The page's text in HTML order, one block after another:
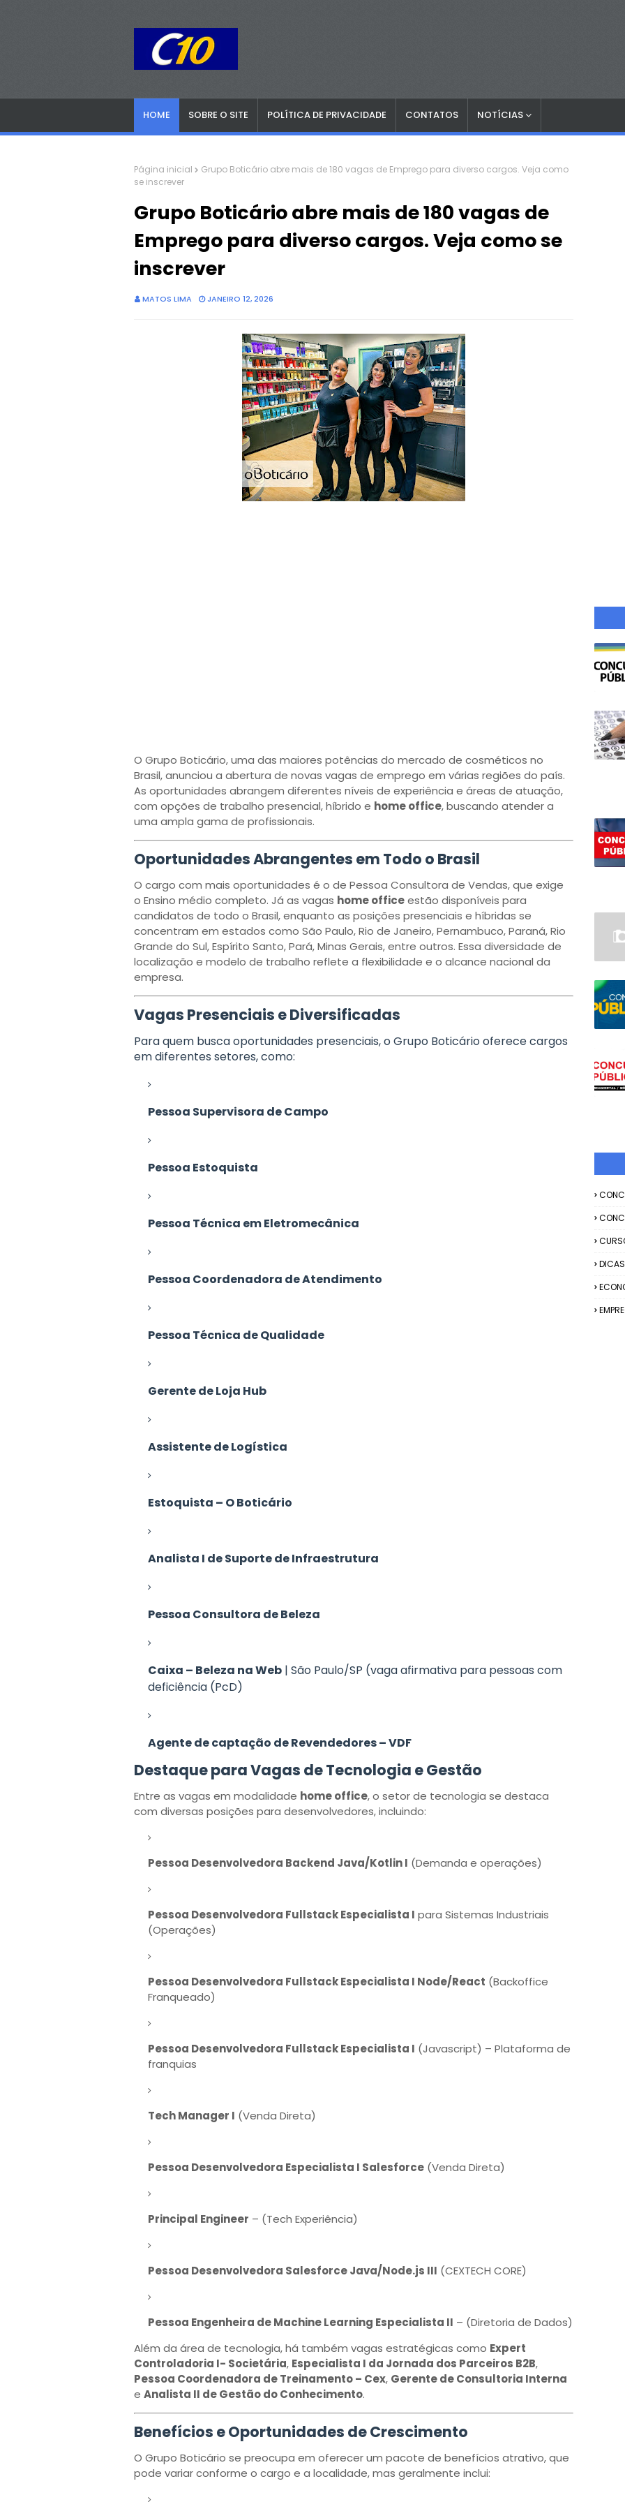
HOME SOBRE O SITE POLÍTICA DE PRIVACIDADE CONTATOS NOTÍCIAS
Página inicial
Grupo Boticário abre mais de 180 vagas de Emprego para diverso cargos. Veja como
se inscrever
Grupo Boticário abre mais de 180 vagas de
Emprego para diverso cargos. Veja como se
inscrever
MATOS LIMA JANEIRO 12, 2026
O Grupo Boticário, uma das maiores potências do mercado de cosméticos no
Brasil, anunciou a abertura de novas vagas de emprego em várias regiões do país.
As oportunidades abrangem diferentes níveis de experiência e áreas de atuação,
com opções de trabalho presencial, híbrido e home office, buscando atender a
uma ampla gama de profissionais.
Oportunidades Abrangentes em Todo o Brasil
O cargo com mais oportunidades é o de Pessoa Consultora de Vendas, que exige
o Ensino médio completo. Já as vagas home officeestão disponíveis para
candidatos de todo o Brasil, enquanto as posições presenciais e híbridas se
concentram em estados como São Paulo, Rio de Janeiro, Pernambuco, Paraná, Rio
Grande do Sul, Espírito Santo, Pará, Minas Gerais, entre outros. Essa diversidade de
localização e modelo de trabalho reflete a flexibilidade e o alcance nacional da
empresa.
Vagas Presenciais e Diversificadas
Para quem busca oportunidades presenciais, o Grupo Boticário oferece cargos
em diferentes setores, como:
Pessoa Supervisora de Campo
Pessoa Estoquista
Pessoa Técnica em Eletromecânica
Pessoa Coordenadora de Atendimento
Pessoa Técnica de Qualidade
Gerente de Loja Hub
Assistente de Logística
Estoquista – O Boticário
Analista I de Suporte de Infraestrutura
Pessoa Consultora de Beleza
Caixa – Beleza na Web | São Paulo/SP (vaga afirmativa para pessoas com
deficiência (PcD)
Agente de captação de Revendedores – VDF
Destaque para Vagas de Tecnologia e Gestão
Entre as vagas em modalidade home office, o setor de tecnologia se destaca
com diversas posições para desenvolvedores, incluindo:
Pessoa Desenvolvedora Backend Java/Kotlin I (Demanda e operações)
Pessoa Desenvolvedora Fullstack Especialista I para Sistemas Industriais
(Operações)
Pessoa Desenvolvedora Fullstack Especialista I Node/React (Backoffice
Franqueado)
Pessoa Desenvolvedora Fullstack Especialista I (Javascript) – Plataforma de
franquias
Tech Manager I (Venda Direta)
Pessoa Desenvolvedora Especialista I Salesforce (Venda Direta)
Principal Engineer – (Tech Experiência)
Pessoa Desenvolvedora Salesforce Java/Node.js III (CEXTECH CORE)
Pessoa Engenheira de Machine Learning Especialista II – (Diretoria de Dados)
Além da área de tecnologia, há também vagas estratégicas como Expert
Controladoria I- Societária, Especialista I da Jornada dos Parceiros B2B,
Pessoa Coordenadora de Treinamento – Cex, Gerente de Consultoria Interna
e Analista II de Gestão do Conhecimento.
Benefícios e Oportunidades de Crescimento
O Grupo Boticário se preocupa em oferecer um pacote de benefícios atrativo, que
pode variar conforme o cargo e a localidade, mas geralmente inclui:
DICAS